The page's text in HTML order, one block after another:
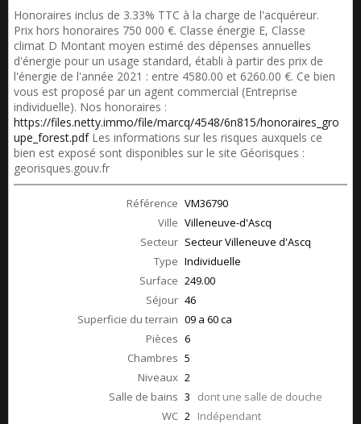
Honoraires inclus de 3.33% TTC à la charge de l'acquéreur.
Prix hors honoraires 750 000 €. Classe énergie E, Classe
climat D Montant moyen estimé des dépenses annuelles
d'énergie pour un usage standard, établi à partir des prix de
l'énergie de l'année 2021 : entre 4580.00 et 6260.00 €. Ce bien
vous est proposé par un agent commercial (Entreprise
individuelle). Nos honoraires :
https://files.netty.immo/file/marcq/4548/6n815/honoraires_gro
upe_forest.pdfLes informations sur les risques auxquels ce
bien est exposé sont disponibles sur le site Géorisques :
georisques.gouv.fr
Référence VM36790
Ville Villeneuve-d'Ascq
Secteur Secteur Villeneuve d'Ascq
Type Individuelle
Surface 249.00
Séjour 46
Superficie du terrain 09 a 60 ca
Pièces 6
Chambres 5
Niveaux 2
Salle de bains 3 dont une salle de douche
WC 2 Indépendant